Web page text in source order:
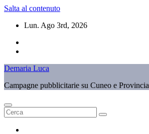
Salta al contenuto
Lun. Ago 3rd, 2026
Demaria Luca
Campagne pubblicitarie su Cuneo e Provincia